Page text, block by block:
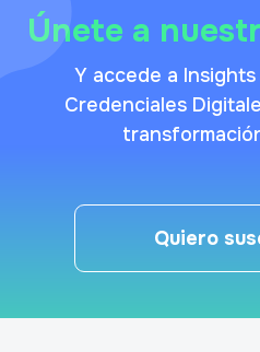
Únete a
Y accede a
Credenciales
Quiero